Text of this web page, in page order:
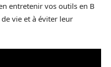
entretenir vos outils en B
vie et à éviter leur